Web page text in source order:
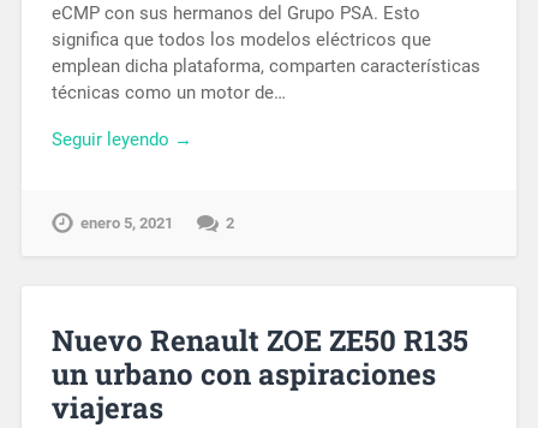
eCMP con sus hermanos del Grupo PSA. Esto
significa que todos los modelos eléctricos que
emplean dicha plataforma, comparten características
técnicas como un motor de…
Seguir leyendo →
enero 5, 2021 2
Nuevo Renault ZOE ZE50 R135
un urbano con aspiraciones
viajeras